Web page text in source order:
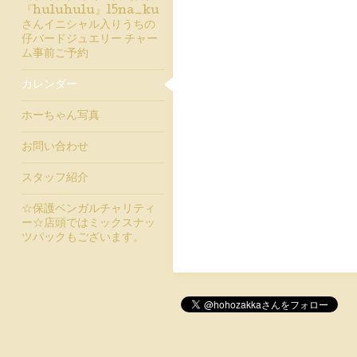
『huluhulu』15na_ku
さんイニシャル入りうちの
仔バードジュエリー チャー
ム事前ご予約
カレンダー
ホーちゃん写真
お問い合わせ
スタッフ紹介
☆保護ベンガルチャリティ
ー☆店頭ではミックスナッ
ツパックもございます。